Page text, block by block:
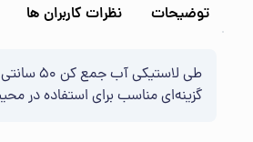
توضیحات نظرات کاربران ها
طی
گزینه‌ای مناسب برای استفاده در